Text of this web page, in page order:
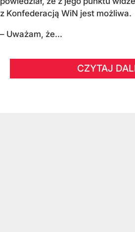
z Konfederacją WiN jest możliwa.
– Uważam, że...
CZYTAJ